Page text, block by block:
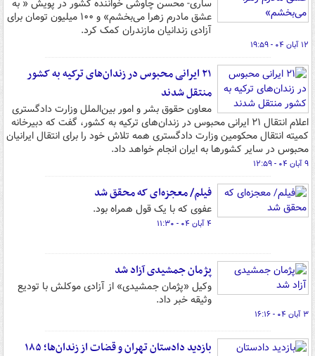
ساری- محسن چاوشی خواننده کشور در پویش « به
عشق مادرم زهرا می‌بخشم» و ۱۰۰ میلیون تومان برای
آزادی زندانیان مازندران کمک کرد.
۱۲ آبان ۰۴ - ۱۹:۵۹
۲۱ ایرانی محبوس در زندان‌های ترکیه به کشور
منتقل شدند
معاون حقوق بشر و امور بین‌الملل وزارت دادگستری
اعلام انتقال ۲۱ ایرانی محبوس در زندان‌های ترکیه به کشور، گفت که دبیرخانه
کمیته انتقال محکومین وزارت دادگستری همه تلاش خود را برای انتقال ایرانیان
محبوس در سایر کشورها به ایران انجام خواهد داد.
۹ آبان ۰۴ - ۱۲:۵۹
فیلم/ معجزه‌ای که محقق شد
عفوی که با یک قول همراه بود.
۴ آبان ۰۴ - ۱۱:۳۰
پژمان جمشیدی آزاد شد
وکیل «پژمان جمشیدی» از آزادی موکلش با تودیع
وثیقه خبر داد.
۳ آبان ۰۴ - ۱۶:۱۶
بازدید دادستان تهران و قضات از زندان‌ها؛ ۱۸۵